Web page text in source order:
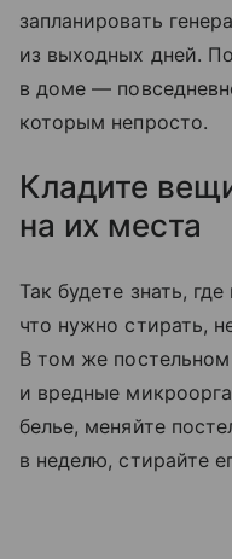
запланировать
из выходных дней.
в доме —
которым непросто.
Кладите
на их места
Так будете знать,
что нужно стирать,
В том же
и вредные
белье, меняйте
в неделю, стирайте